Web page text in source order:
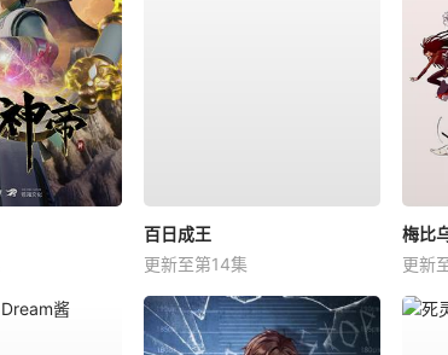
百日成王
更新至第14集
梅比
更新